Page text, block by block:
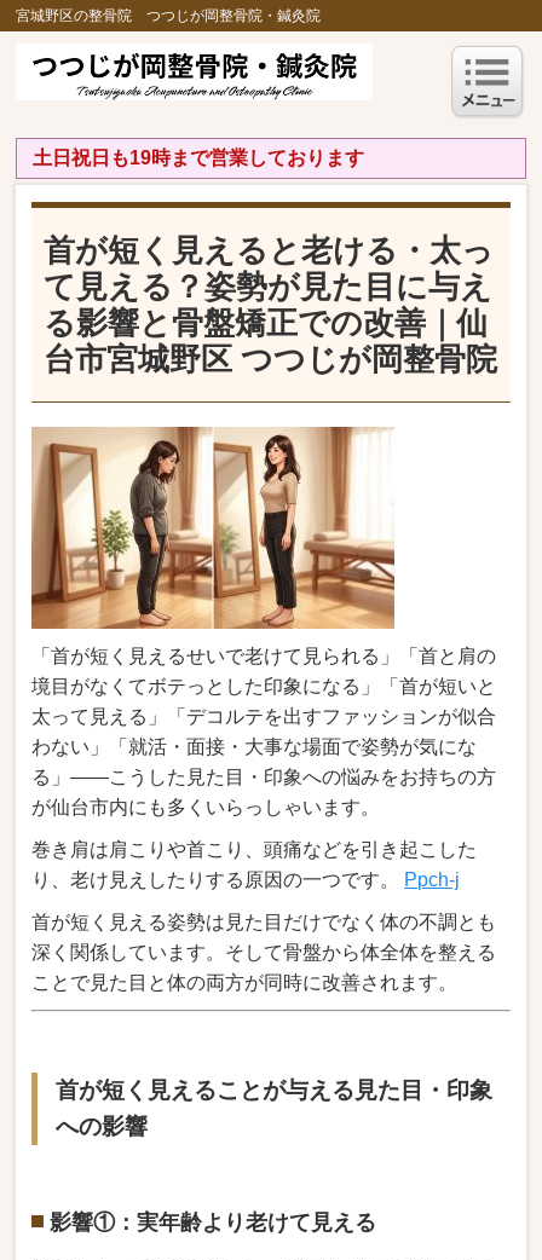
宮城野区の整骨院 つつじが岡整骨院・鍼灸院
土日祝日も19時まで営業しております
首が短く見えると老ける・太っ
て見える？姿勢が見た目に与え
る影響と骨盤矯正での改善｜仙
台市宮城野区 つつじが岡整骨院
「首が短く見えるせいで老けて見られる」「首と肩の
境目がなくてボテっとした印象になる」「首が短いと
太って見える」「デコルテを出すファッションが似合
わない」「就活・面接・大事な場面で姿勢が気にな
る」――こうした見た目・印象への悩みをお持ちの方
が仙台市内にも多くいらっしゃいます。
巻き肩は肩こりや首こり、頭痛などを引き起こした
り、老け見えしたりする原因の一つです。
Ppch-j
首が短く見える姿勢は見た目だけでなく体の不調とも
深く関係しています。そして骨盤から体全体を整える
ことで見た目と体の両方が同時に改善されます。
首が短く見えることが与える見た目・印象
への影響
影響①：実年齢より老けて見える